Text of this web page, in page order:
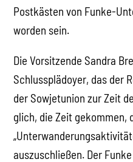
Postkästen von Funke-
worden sein.
Die Vorsitzende Sandra
Schlussplädoyer, das der
der Sowjetunion zur Zeit
glich, die Zeit gekommen,
auszuschließen. Der